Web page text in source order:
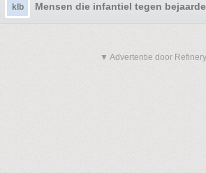
klb Mensen die infantiel tegen
▼ Advertentie door